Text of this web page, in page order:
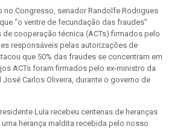
no Congresso, senador Randolfe Rodrigues
“o ventre de fecundação das fraudes”
cooperação técnica (ACTs) firmados pelo
responsáveis pelas autorizações de
que 50% das fraudes se concentram em
ACTs foram firmados pelo ex-ministro da
José Carlos Oliveira, durante o governo de
Lula recebeu centenas de heranças
herança maldita recebida pelo nosso